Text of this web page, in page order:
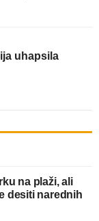
uhapsila
na plaži, ali
desiti narednih